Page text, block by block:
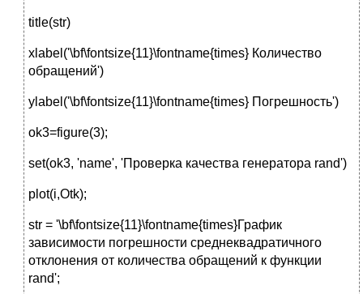
title(str)
xlabel('\bf\fontsize{11}\fontname{times} Количество
обращений')
ylabel('\bf\fontsize{11}\fontname{times} Погрешность')
ok3=figure(3);
set(ok3, 'name', 'Проверка качества генератора rand')
plot(i,Otk);
str = '\bf\fontsize{11}\fontname{times}График
зависимости погрешности среднеквадратичного
отклонения от количества обращений к функции
rand';